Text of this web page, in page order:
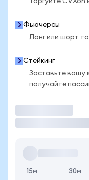
Торгуйте
Фьючерсы
Лонг или шорт
Стейкинг
Заставьте вашу
получайте
15м 30м